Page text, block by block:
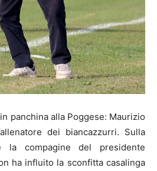
panchina alla Poggese: Maurizio
dei biancazzurri. Sulla
la compagine del presidente
ha influito la sconfitta casalinga